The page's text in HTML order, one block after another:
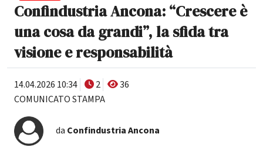
Confindustria Ancona: “Crescere è
una cosa da grandi”, la sfida tra
visione e responsabilità
14.04.2026 10:34 2
36
COMUNICATO STAMPA
da Confindustria Ancona